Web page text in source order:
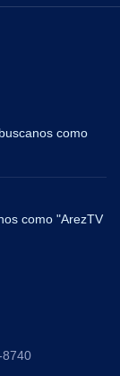
como
como "ArezTV
8740